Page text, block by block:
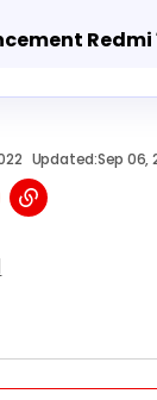
Redmi
Updated:Sep 06,